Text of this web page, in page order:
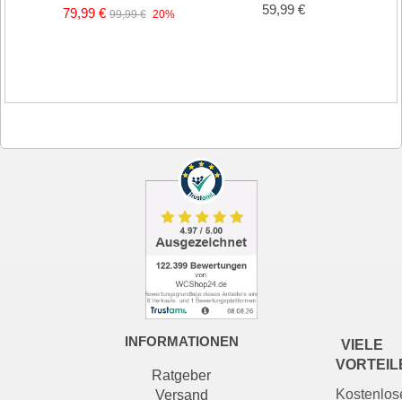
79,99 €99,99 € 20% 59,99 €
VIELE
INFORMATIONEN
Ratgeber
Versand